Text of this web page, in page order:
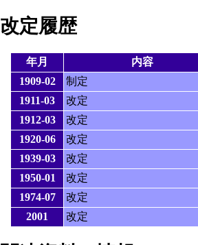
改定履歴
年月
内容
1909-02
制定
1911-03
改定
1912-03
改定
1920-06
改定
1939-03
改定
1950-01
改定
1974-07
改定
2001
改定